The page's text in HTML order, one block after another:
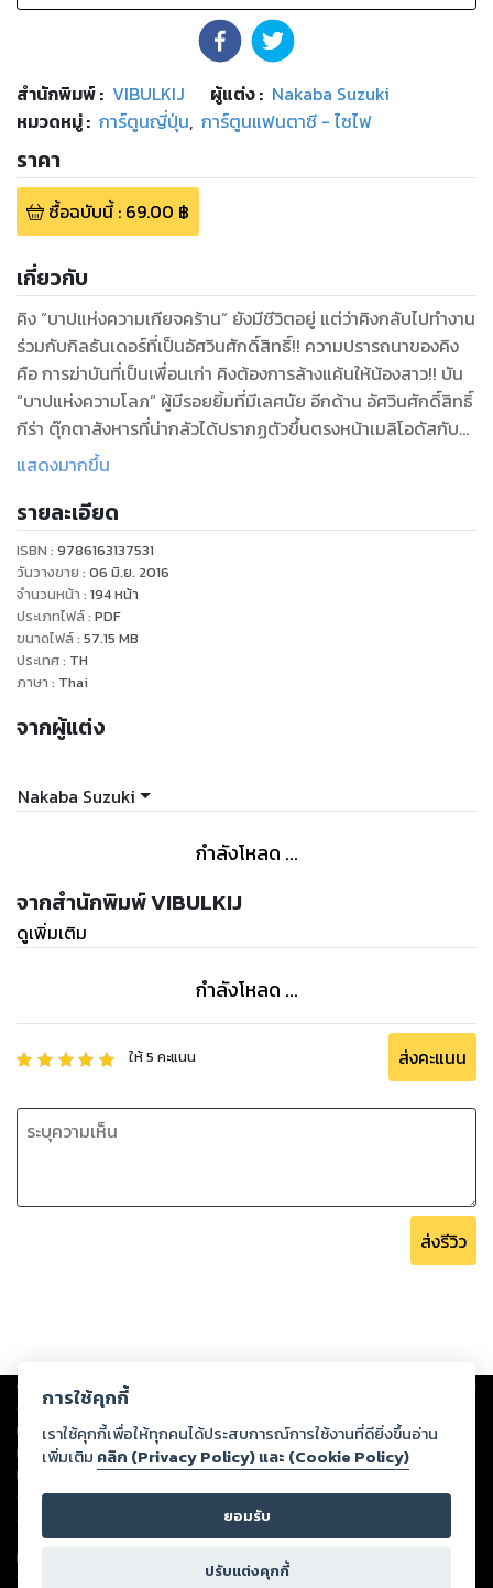
สำนักพิมพ์: VIBULKIJ ผู้แต่ง : Nakaba Suzuki
หมวดหมู่: การ์ตูนญี่ปุ่น, การ์ตูนแฟนตาซี - ไซไฟ
ราคา
ซื้อฉบับนี้: 69.00 ฿
เกี่ยวกับ
คิง “บาปแห่งความเกียจคร้าน” ยังมีชีวิตอยู่ แต่ว่าคิงกลับไปทำงาน
ร่วมกับกิลธันเดอร์ที่เป็นอัศวินศักดิ์สิทธิ์!! ความปรารถนาของคิง
คือ การฆ่าบันที่เป็นเพื่อนเก่า คิงต้องการล้างแค้นให้น้องสาว!! บัน
“บาปแห่งความโลภ” ผู้มีรอยยิ้มที่มีเลศนัย อีกด้าน อัศวินศักดิ์สิทธิ์
กีร่า ตุ๊กตาสังหารที่น่ากลัวได้ปรากฏตัวขึ้นตรงหน้าเมลิโอดัสกับดิ
อาเน่ กลายเป็นการต่อสู้ที่เป็นอันตรายถึงชีวิต!! แถมด้วยตอน
แสดงมากขึ้น
รายละเอียด
ISBN : 9786163137531
วันวางขาย : 06 มิ.ย. 2016
จำนวนหน้า : 194หน้า
ประเภทไฟล์: PDF
ขนาดไฟล์: 57.15 MB
ประเทศ: TH
ภาษา : Thai
จากผู้แต่ง
Nakaba Suzuki
กำลังโหลด ...
จากสำนักพิมพ์ VIBULKIJ
ดูเพิ่มเติม
กำลังโหลด ...
ให้5 คะแนน ส่งคะแนน
ส่งรีวิว
Copyright © 2026
ต่อผลงานหรือเนื้อหาใดที่อัปโหลดผ่านเว็บไซต์และปรากฏว่าละเมิดสิทธิใน
ทรัพย์สินทางปัญญาของบุคคลอื่นหรือขัดต่อกฎหมายและศีลธรรม ดังนั้น ผู้อ่าน
ทุกท่านโปรดใช้วิจารณญาณในการกลั่นกรองด้วยตนเอง และหากท่านพบว่าส่วน
หนึ่งส่วนใดขัดต่อกฎหมายและศีลธรรม กรุณาแจ้งมายังบริษัท เพื่อทีมงานจะได้
ดำเนินการในทันที ทั้งนี้ ทางสตอรี่ล็อกขอสงวนลิขสิทธิ์ตามพระราชบัญญัติ
ลิขสิทธิ์ พ.ศ. 2537 (ฉบับล่าสุด)
For support: member@ookbee.com
Version
การใช้คุกกี้
เราใช้คุกกี้เพื่อให้ทุกคนได้ประสบการณ์การใช้งานที่ดียิ่งขึ้นอ่าน
เพิ่มเติม คลิก (Privacy Policy) และ (Cookie Policy)
ยอมรับ
ปรับแต่งคุกกี้